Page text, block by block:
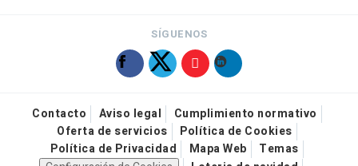
SÍGUENOS
Contacto Aviso legal
Cumplimiento normativo
Oferta de servicios
Política de Cookies
Política de Privacidad
Mapa Web
Temas